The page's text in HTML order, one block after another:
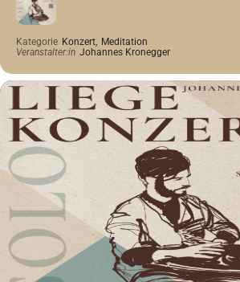
Kategorie Konzert, Meditation
Veranstalter:in Johannes Kronegger